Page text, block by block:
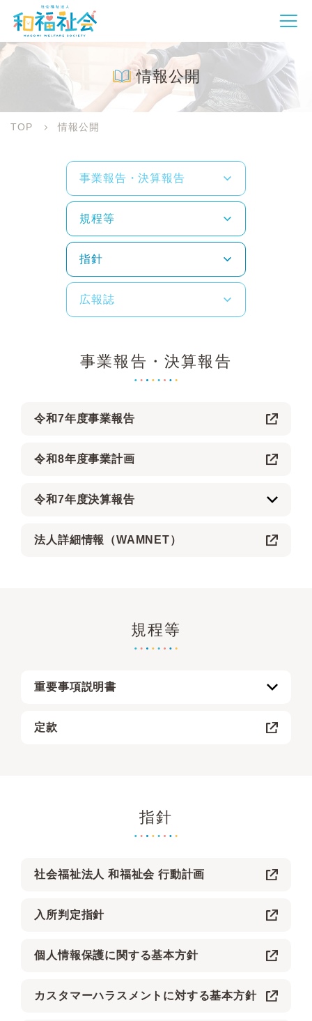
情報公開
TOP 情報公開
事業報告・決算報告
規程等
指針
広報誌
事業報告・決算報告
令和7年度事業報告
令和8年度事業計画
令和7年度決算報告
1-1.財務諸表 資金収支計算書
2-4.拠点区分事業活動計算書
3-2.貸借対照表内訳表
法人詳細情報（WAMNET）
規程等
重要事項説明書
特別養護老人ホーム庄の里（本館）
グループホーム庄の里「なごみの家」
グループホーム庄の里「和らぎの家」
庄の里ショートステイ；本館
ショートステイ庄の里「なごやか」
デイサービスセンター庄の里「なごやか」；指定地域密着
定款
指針
社会福祉法人 和福祉会 行動計画
入所判定指針
個人情報保護に関する基本方針
カスタマーハラスメントに対する基本方針